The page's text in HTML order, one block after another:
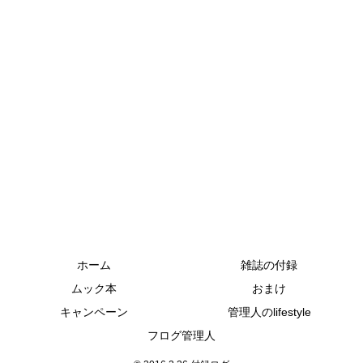
ホーム
雑誌の付録
ムック本
おまけ
キャンペーン
管理人のlifestyle
フログ管理人